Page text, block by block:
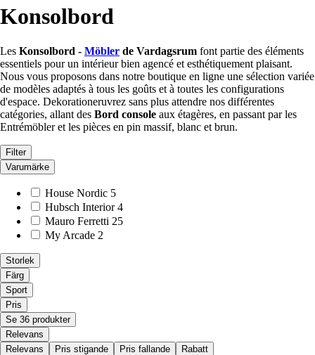
Konsolbord
Les Konsolbord - Möbler de Vardagsrum font partie des éléments
essentiels pour un intérieur bien agencé et esthétiquement plaisant.
Nous vous proposons dans notre boutique en ligne une sélection variée
de modèles adaptés à tous les goûts et à toutes les configurations
d'espace. Dekorationeruvrez sans plus attendre nos différentes
catégories, allant des Bord console aux étagères, en passant par les
Entrémöbler et les pièces en pin massif, blanc et brun.
Filter
Varumärke
House Nordic 5
Hubsch Interior 4
Mauro Ferretti 25
My Arcade 2
Storlek
Färg
Sport
Pris
Se 36 produkter
Relevans
Relevans
Pris stigande Pris fallande Rabatt